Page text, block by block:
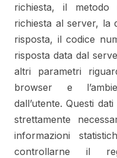
richiesta, il
richiesta al server, la
risposta, il codice
risposta data dal
altri parametri
browser e
dall’utente. Questi
strettamente
informazioni
controllarne il